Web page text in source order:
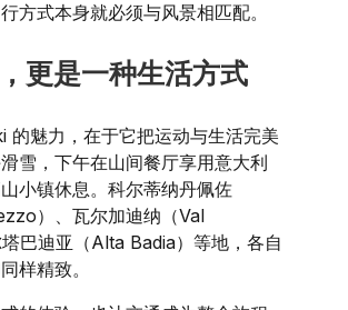
方式本身就必须与风景相匹配。
更是一种生活方式
魅力，在于它把运动与生活完美
雪，下午在山间餐厅享用意大利
小镇休息。科尔蒂纳丹佩佐
）、瓦尔加迪纳（Val
巴迪亚（Alta Badia）等地，各自
样精致。